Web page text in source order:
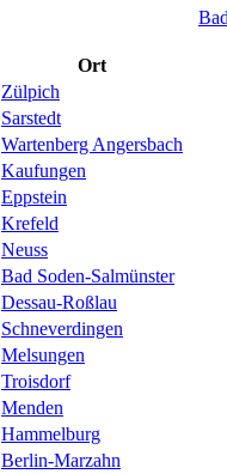
Ort
Zülpich
Sarstedt
Wartenberg Angersbach
Kaufungen
Eppstein
Krefeld
Neuss
Bad Soden-Salmünster
Dessau-Roßlau
Schneverdingen
Melsungen
Troisdorf
Menden
Hammelburg
Berlin-Marzahn